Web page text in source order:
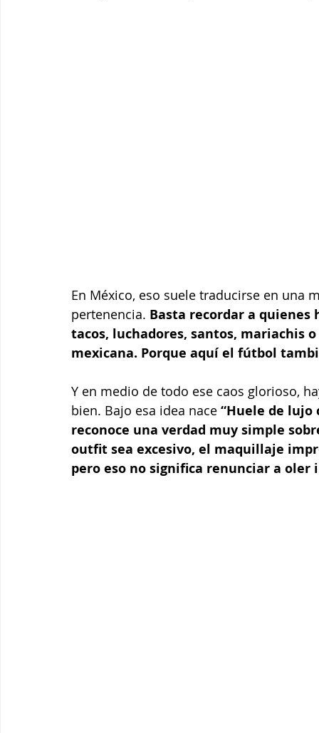
En México, eso suele traducirse en una
pertenencia. Basta recordar a
tacos, luchadores, santos, mariachis
mexicana. Porque aquí el fútbol
Y en medio de todo ese caos glorioso,
bien. Bajo esa idea nace “Huele de lujo
reconoce una verdad muy simple
outfit sea excesivo, el maquillaje
pero eso no significa renunciar a oler